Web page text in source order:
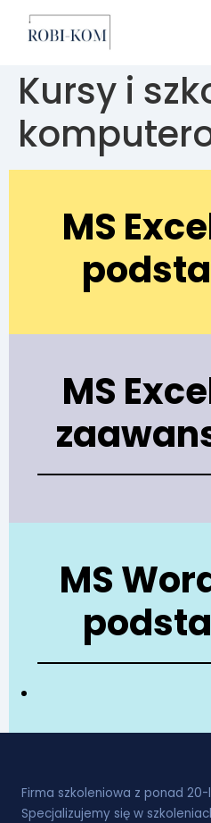
Kursy i
MS
MS
MS
Firma szkoleniowa z ponad
Specjalizujemy się w